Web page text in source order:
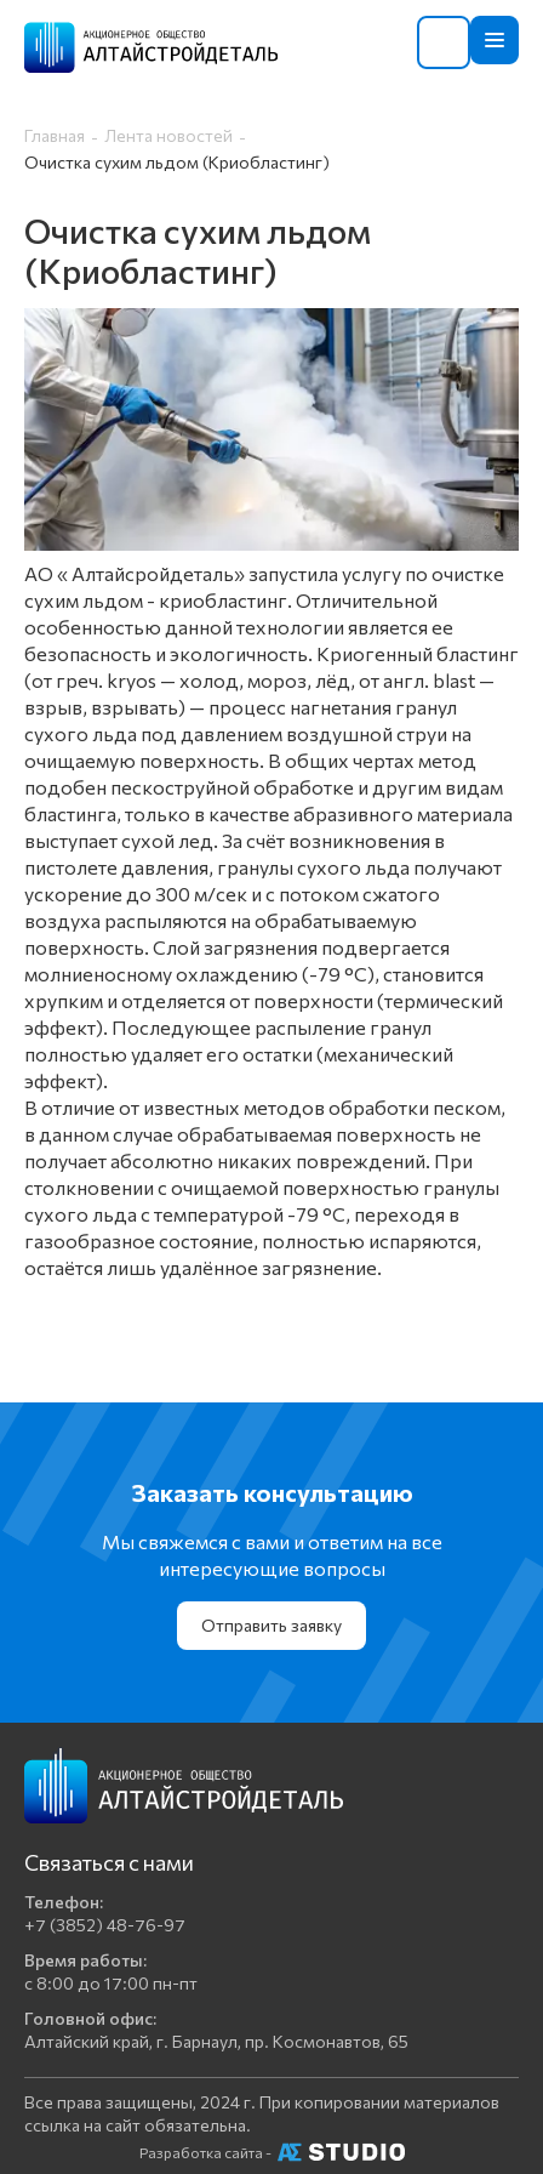
Главная
Лента новостей
Очистка сухим льдом (Криобластинг)
Очистка сухим льдом
(Криобластинг)
АО « Алтайсройдеталь» запустила услугу по очистке
сухим льдом - криобластинг. Отличительной
особенностью данной технологии является ее
безопасность и экологичность. Криогенный бластинг
(от греч. kryos — холод, мороз, лёд, от англ. blast —
взрыв, взрывать) — процесс нагнетания гранул
сухого льда под давлением воздушной струи на
очищаемую поверхность. В общих чертах метод
подобен пескоструйной обработке и другим видам
бластинга, только в качестве абразивного материала
выступает сухой лед. За счёт возникновения в
пистолете давления, гранулы сухого льда получают
ускорение до 300 м/сек и с потоком сжатого
воздуха распыляются на обрабатываемую
поверхность. Слой загрязнения подвергается
молниеносному охлаждению (-79 °C), становится
хрупким и отделяется от поверхности (термический
эффект). Последующее распыление гранул
полностью удаляет его остатки (механический
эффект).
В отличие от известных методов обработки песком,
в данном случае обрабатываемая поверхность не
получает абсолютно никаких повреждений. При
столкновении с очищаемой поверхностью гранулы
сухого льда с температурой -79 °C, переходя в
газообразное состояние, полностью испаряются,
остаётся лишь удалённое загрязнение.
Заказать консультацию
Мы свяжемся с вами и ответим на все
интересующие вопросы
Отправить заявку
Связаться с нами
Телефон:
+7 (3852) 48-76-97
Время работы:
с 8:00 до 17:00 пн-пт
Головной офис:
Алтайский край, г. Барнаул, пр. Космонавтов, 65
Все права защищены, 2024 г. При копировании материалов
ссылка на сайт обязательна.
Разработка сайта -